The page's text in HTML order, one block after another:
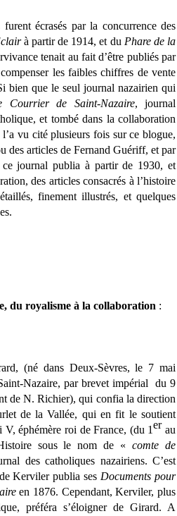
écrasés par la concurrence des
à partir de 1914, et du Phare de la
tenait au fait d’être publiés par
les faibles chiffres de vente
bien que le seul journal nazairien qui
Courrier de Saint-Nazaire, journal
et tombé dans la collaboration
vu cité plusieurs fois sur ce blogue,
des articles de Fernand Guériff, et par
journal publia à partir de 1930, et
des articles consacrés à l’histoire
finement illustrés, et quelques
du royalisme à la collaboration :
(né dans Deux-Sèvres, le 7 mai
Nazaire, par brevet impérial du 9
de N. Richier), qui confia la direction
de la Vallée, qui en fit le soutient
V, éphémère roi de France, (du 1er au
sous le nom de «comte de
des catholiques nazairiens. C’est
Kerviler publia ses Documents pour
en 1876. Cependant, Kerviler, plus
préféra s’éloigner de Girard. A